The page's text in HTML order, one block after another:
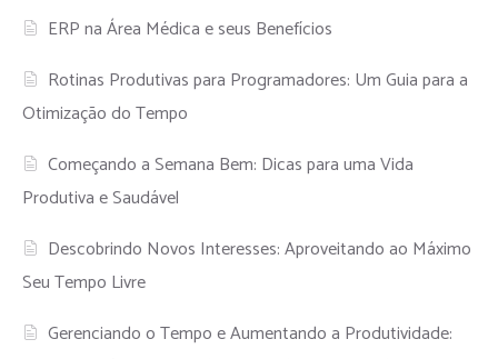
ERP na Área Médica e seus Benefícios
Rotinas Produtivas para Programadores: Um Guia para a
Otimização do Tempo
Começando a Semana Bem: Dicas para uma Vida
Produtiva e Saudável
Descobrindo Novos Interesses: Aproveitando ao Máximo
Seu Tempo Livre
Gerenciando o Tempo e Aumentando a Produtividade: